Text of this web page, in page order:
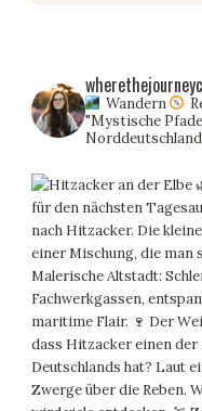
Wandern
"Mystische